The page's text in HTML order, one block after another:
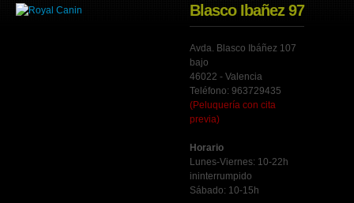
Blasco Ibañez 97
Avda. Blasco Ibáñez 107
bajo
46022 - Valencia
Teléfono: 963729435
(Peluquería con cita
previa)
Horario
Lunes-Viernes: 10-22h
ininterrumpido
Sábado: 10-15h